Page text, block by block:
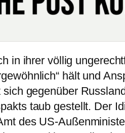
in ihrer völlig
hält und
gegenüber
taub gestellt. Der
des US-